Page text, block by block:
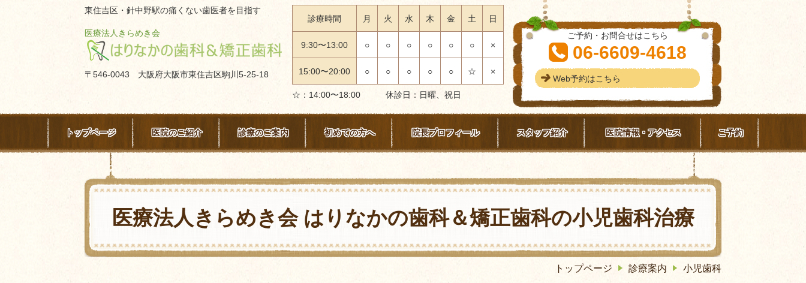
東住吉区・針中野駅の痛くない歯医者を目指す
医療法人きらめき会
〒546-0043 大阪府大阪市東住吉区駒川5-25-18
診療時間 月 火 水 木 金 土 日
9:30〜13:00 ○ ○ ○ ○ ○ ○ ×
15:00〜20:00 ○ ○ ○ ○ ○ ☆ ×
☆：14:00〜18:00 休診日：日曜、祝日
ご予約・お問合せはこちら
06-6609-4618
Web予約はこちら
トップページ 医院のご紹介 診療のご案内 初めての方へ 院長プロフィール スタッフ紹介 医院情報・アクセス ご予約
医療法人きらめき会 はりなかの歯科＆矯正歯科の小児歯科治療
トップページ 診療案内 小児歯科